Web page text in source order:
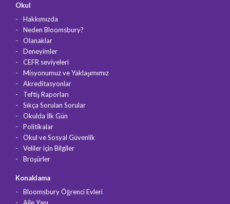
Okul
Hakkımızda
Neden Bloomsbury?
Olanaklar
Deneyimler
CEFR seviyeleri
Misyonumuz ve Yaklaşımımız
Akreditasyonlar
Teftiş Raporları
Sıkça Sorulan Sorular
Okulda İlk Gün
Politikalar
Okul ve Sosyal Güvenlik
Veliler için Bilgiler
Broşürler
Konaklama
Bloomsbury Öğrenci Evleri